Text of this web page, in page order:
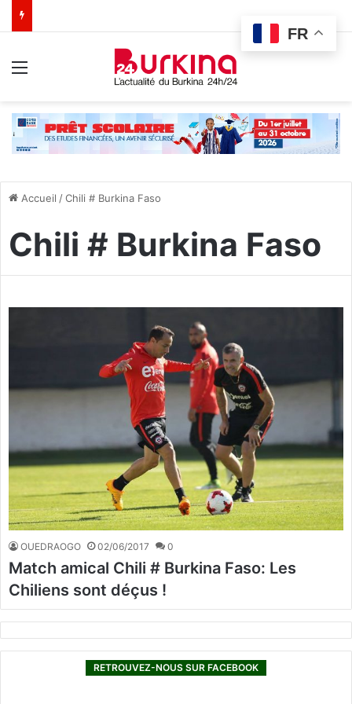
Accueil /Chili # Burkina Faso
Chili # Burkina Faso
OUEDRAOGO 02/06/2017 0
Match amical Chili # Burkina Faso: Les
Chiliens sont déçus !
RETROUVEZ-NOUS SUR FACEBOOK
FR